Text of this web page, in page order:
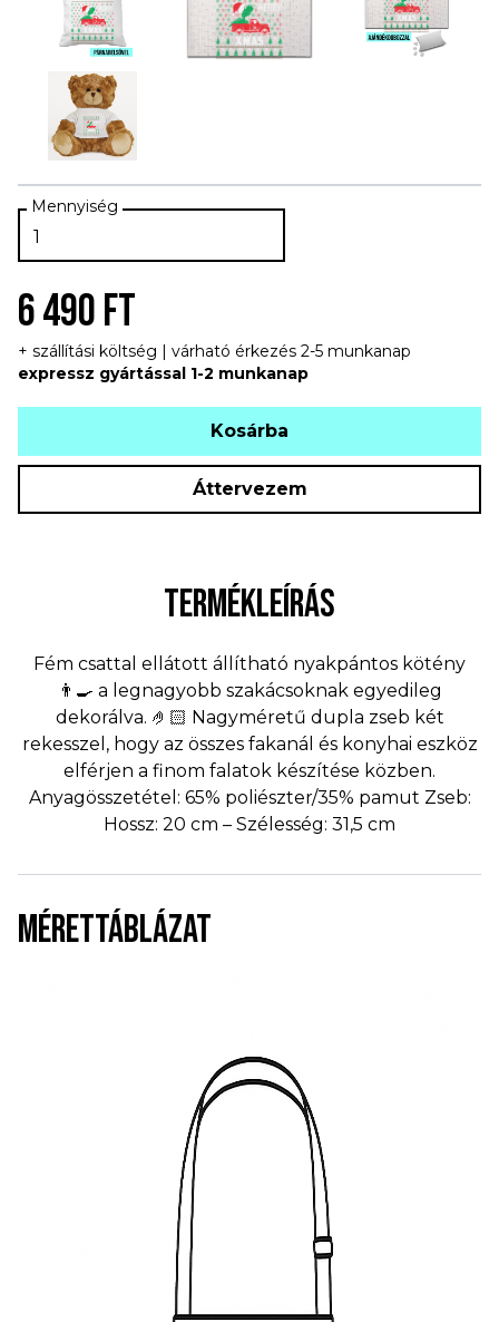
6 490 FT
+ szállítási költség | várható érkezés 2-5 munkanap
expressz gyártással 1-2 munkanap
Kosárba
Áttervezem
TERMÉKLEÍRÁS
Fém csattal ellátott állítható nyakpántos kötény
👨‍🍳 a legnagyobb szakácsoknak egyedileg
dekorálva. 🤌🏻 Nagyméretű dupla zseb két
rekesszel, hogy az összes fakanál és konyhai eszköz
elférjen a finom falatok készítése közben.
Anyagösszetétel: 65% poliészter/35% pamut Zseb:
Hossz: 20 cm – Szélesség: 31,5 cm
MÉRETTÁBLÁZAT